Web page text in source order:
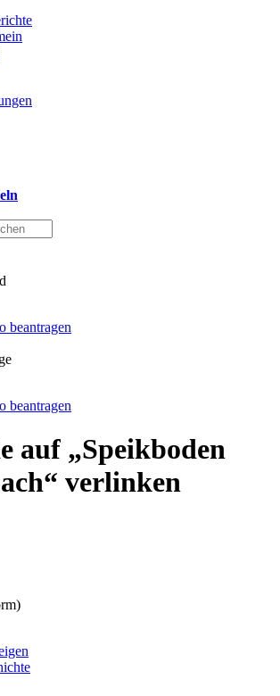
beantragen
beantragen
auf „Speikboden
verlinken